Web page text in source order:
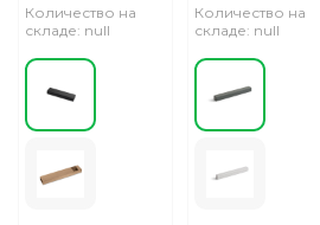
Количество на
складе: null
Количество на
складе: null